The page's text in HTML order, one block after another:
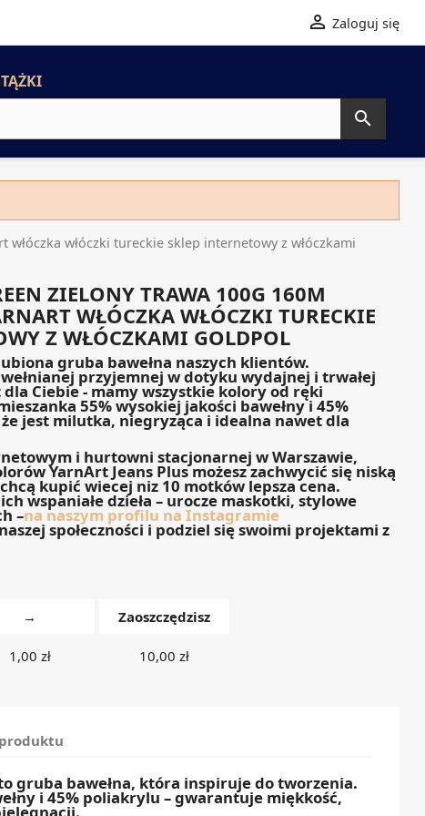
 Zaloguj się

włóczka włóczki tureckie sklep internetowy z włóczkami
ZIELONY TRAWA 100G 160M
WŁÓCZKA WŁÓCZKI TURECKIE
Z WŁÓCZKAMI GOLDPOL
gruba bawełna naszych klientów.
przyjemnej w dotyku wydajnej i trwałej
dla Ciebie - mamy wszystkie kolory od ręki
55% wysokiej jakości bawełny i 45%
jest milutka, niegryząca i idealna nawet dla
i hurtowni stacjonarnej w Warszawie,
YarnArt Jeans Plus możesz zachwycić się niską
kupić wiecej niz 10 motków lepsza cena.
wspaniałe dzieła – urocze maskotki, stylowe
–na naszym profilu na Instagramie
społeczności i podziel się swoimi projektami z
→ Zaoszczędzisz
1,00 zł 10,00 zł
produktu
gruba bawełna, która inspiruje do tworzenia.
i 45% poliakrylu – gwarantuje miękkość,